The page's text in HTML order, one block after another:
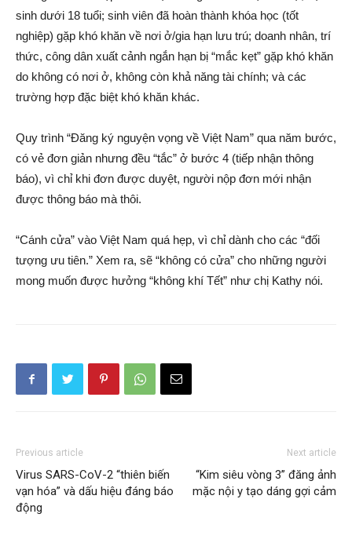
sinh dưới 18 tuổi; sinh viên đã hoàn thành khóa học (tốt
nghiệp) gặp khó khăn về nơi ở/gia hạn lưu trú; doanh nhân, trí
thức, công dân xuất cảnh ngắn hạn bị “mắc kẹt” gặp khó khăn
do không có nơi ở, không còn khả năng tài chính; và các
trường hợp đặc biệt khó khăn khác.
Quy trình “Đăng ký nguyện vọng về Việt Nam” qua năm bước,
có vẻ đơn giản nhưng đều “tắc” ở bước 4 (tiếp nhận thông
báo), vì chỉ khi đơn được duyệt, người nộp đơn mới nhận
được thông báo mà thôi.
“Cánh cửa” vào Việt Nam quá hẹp, vì chỉ dành cho các “đối
tượng ưu tiên.” Xem ra, sẽ “không có cửa” cho những người
mong muốn được hưởng “không khí Tết” như chị Kathy nói.
Previous article
Virus SARS-CoV-2 “thiên biến
vạn hóa” và dấu hiệu đáng báo
động
Next article
“Kim siêu vòng 3” đăng ảnh
mặc nội y tạo dáng gợi cảm